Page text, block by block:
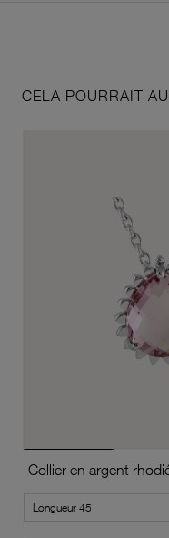
CELA POURRAIT
Collier en argent